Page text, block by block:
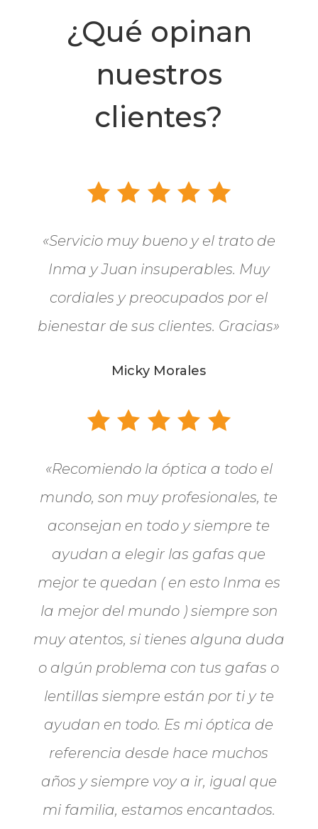
¿Qué opinan
nuestros
clientes?
«Servicio muy bueno y el trato de
Inma y Juan insuperables. Muy
cordiales y preocupados por el
bienestar de sus clientes. Gracias»
Micky Morales
«Recomiendo la óptica a todo el
mundo, son muy profesionales, te
aconsejan en todo y siempre te
ayudan a elegir las gafas que
mejor te quedan ( en esto Inma es
la mejor del mundo ) siempre son
muy atentos, si tienes alguna duda
o algún problema con tus gafas o
lentillas siempre están por ti y te
ayudan en todo. Es mi óptica de
referencia desde hace muchos
años y siempre voy a ir, igual que
mi familia, estamos encantados.